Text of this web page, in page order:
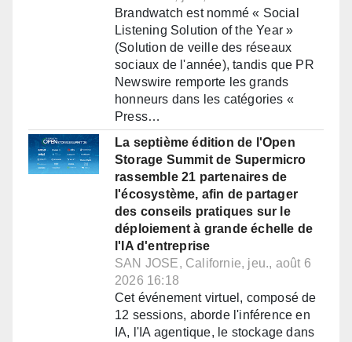
Brandwatch est nommé « Social
Listening Solution of the Year »
(Solution de veille des réseaux
sociaux de l'année), tandis que PR
Newswire remporte les grands
honneurs dans les catégories «
Press…
La septième édition de l'Open
Storage Summit de Supermicro
rassemble 21 partenaires de
l'écosystème, afin de partager
des conseils pratiques sur le
déploiement à grande échelle de
l'IA d'entreprise
SAN JOSE, Californie, jeu., août 6
2026 16:18
Cet événement virtuel, composé de
12 sessions, aborde l'inférence en
IA, l'IA agentique, le stockage dans